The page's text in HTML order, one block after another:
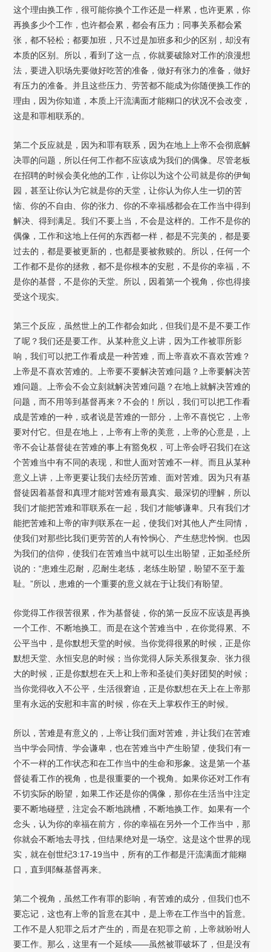
这个理由换工作，很可能你换个工作还是一样累，也许更累，你
再换多少个工作，也许都会累，都会有压力；同事关系都会紧
张，都不轻松；都要加班，只不过是加班多和少的区别，却没有
本质的区别。所以，看到了这一点，你就要破除对工作的浪漫想
法，要进入职场先要做好吃苦的准备，做好有张力的准备，做好
有压力的准备。并且这些压力、劳苦都不能成为你随便换工作的
理由，因为你知道，本质上汗流满面才能糊口的状况不会改变，
这是和罪相联系的。
第二个反应就是，因为和罪有联系，因为在地上上帝不会彻底解
决罪的问题，所以任何工作都不应该成为我们的偶像。尽管老板
在招聘的时候会美化他的工作，让你以为这个公司就是你的伊甸
园，甚至让你认为它就是你的天堂，让你认为你人生一切的苦
恼、你的不自由、你的张力、你的不幸福感都会在工作当中得到
解决、得到满足。我们不要上当，不会是这样的。工作不是你的
偶像，工作和这地上任何的东西都一样，都是不完美的，都是要
过去的，都是要被更新的，也都是要被救赎的。所以，任何一个
工作都不是你的拯救，都不是你根本的安慰，不是你的幸福，不
是你的基督，不是你的天堂。所以，因着第一个视角，你也得接
受这个现实。
第三个反应，虽然世上的工作都会如此，但我们是不是不要工作
了呢？我们还是要工作。从某种意义上讲，因为工作被罪所影
响，我们可以把工作看成是一种苦难，而上帝喜欢不喜欢苦难？
上帝是不喜欢苦难的。上帝要不要解决苦难问题？上帝要解决苦
难问题。上帝会不会立刻就解决苦难问题？在地上就解决苦难的
问题，而不用等到基督再来？不会的！所以，我们可以把工作看
成是苦难的一种，或者说是苦难的一部分，上帝不喜悦它，上帝
要对付它。但是在地上，上帝有上帝的美意，上帝的心意是，上
帝不会让基督徒在苦难的事上有豁免权，可上帝会呼召我们在这
个苦难当中有不同的表现，和世人面对苦难不一样。而且从某种
意义上讲，上帝更要让我们去经历苦难、面对苦难。因为只有基
督徒因着基督和真理才能对苦难有最真实、最深切的理解，所以
我们才能把苦难和罪联系在一起，我们才能够谦卑。只有我们才
能把苦难和上帝的审判联系在一起，使我们对其他人产生同情，
使我们对那些比我们更劳苦的人有怜悯心、产生慈悲怜悯。也因
为我们的信仰，使我们在苦难当中就可以生出盼望，正如圣经所
说的：“患难生忍耐，忍耐生老练，老练生盼望，盼望不至于羞
耻。”所以，患难的一个重要的意义就在于让我们有盼望。
你觉得工作很苦很累，作为基督徒，你的第一反应不应该是再换
一个工作、不断地换工。而是在这个苦难当中，在你觉得累、不
公平当中，是你默想天堂的时候。当你觉得很累的时候，正是你
默想天堂、永恒安息的时候；当你觉得人际关系很复杂、张力很
大的时候，正是你默想在天上和上帝和圣徒们美好团契的时候；
当你觉得收入不公平，生活很窘迫，正是你默想在天上在上帝那
里有永远的安慰和丰富的时候，你在天上掌权作王的时候。
所以，苦难是有意义的，上帝让我们面对苦难，并让我们在苦难
当中学会同情、学会谦卑，也在苦难当中产生盼望，使我们有一
个不一样的工作状态和在工作当中的生命和形象。这是第一个基
督徒看工作的视角，也是很重要的一个视角。如果你还对工作有
不切实际的盼望，如果工作还是你的偶像，那你在生活当中注定
要不断地碰壁，注定会不断地跳槽，不断地换工作。如果有一个
念头，认为你的幸福在前方，你的幸福在另外一个工作当中，那
你就会不断地去寻找，但结果绝对是一场空。这是这个世界的现
实，就在创世纪3:17-19当中，所有的工作都是汗流满面才能糊
口，直到耶稣基督再来。
第二个视角，虽然工作有罪的影响，有苦难的成分，但我们也不
要忘记，这也有上帝的旨意在其中，是上帝在工作当中的旨意。
工作不是人犯罪之后才产生的，而是在犯罪之前，上帝就吩咐人
要工作。那么，这里有一个延续——虽然被罪破坏了，但是没有